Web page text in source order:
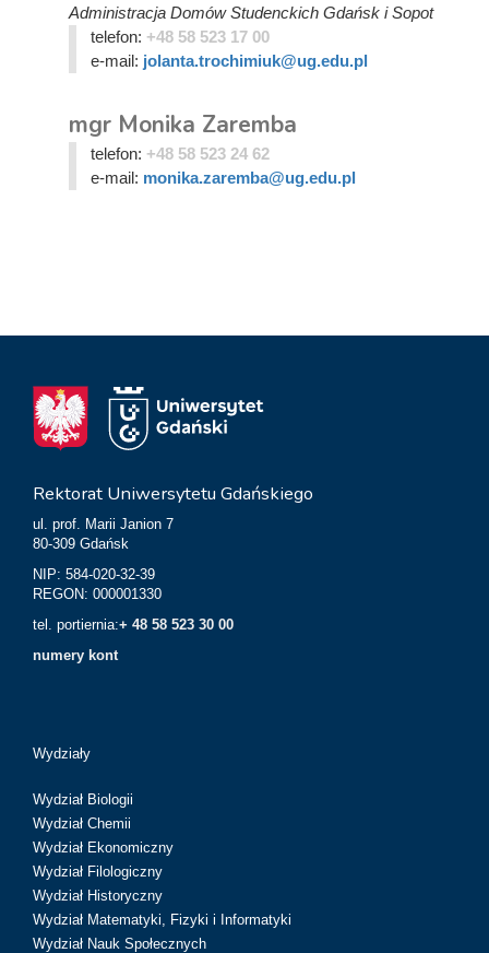
Administracja Domów Studenckich Gdańsk i Sopot
telefon: +48 58 523 17 00
e-mail: jolanta.trochimiuk@ug.edu.pl
mgr Monika Zaremba
telefon: +48 58 523 24 62
e-mail: monika.zaremba@ug.edu.pl
Rektorat Uniwersytetu Gdańskiego
ul. prof. Marii Janion 7
80-309 Gdańsk
NIP: 584-020-32-39
REGON: 000001330
tel. portiernia:+ 48 58 523 30 00
numery kont
Wydziały
Wydział Biologii
Wydział Chemii
Wydział Ekonomiczny
Wydział Filologiczny
Wydział Historyczny
Wydział Matematyki, Fizyki i Informatyki
Wydział Nauk Społecznych